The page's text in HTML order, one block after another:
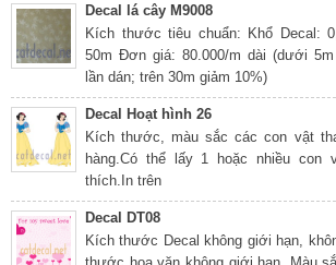
Decal lá cây M9008
Kích thước tiêu chuẩn: Khổ Decal:
50m Đơn giá: 80.000/m dài (dưới 5m
lần dán; trên 30m giảm 10%)
Decal Hoạt hình 26
Kích thước, màu sắc các con vật
hàng.Có thể lấy 1 hoặc nhiều con
thích.In trên
Decal DT08
Kích thước Decal không giới hạn,
thước hoa văn không giới hạn. Màu